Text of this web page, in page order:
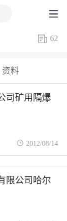
62
资料
司矿用隔爆
2012/08/14
限公司哈尔